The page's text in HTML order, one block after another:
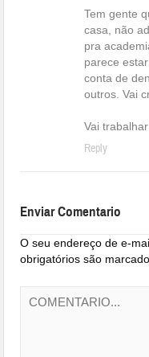
Tem gente
casa, não
pra
parece
conta de
outros. Vai
Vai
Reply
Enviar Comentario
O seu endereço de e-
obrigatórios são